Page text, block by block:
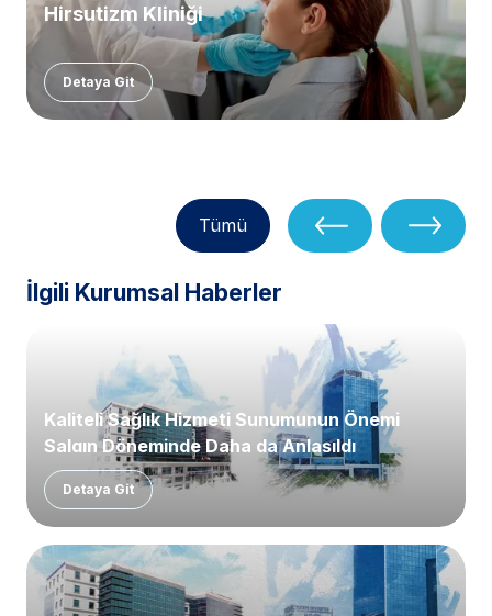
Hirsutizm Kliniği
Detaya Git
Tümü
İlgili Kurumsal Haberler
Kaliteli Sağlık Hizmeti Sunumunun Önemi
Salgın Döneminde Daha da Anlaşıldı
Detaya Git